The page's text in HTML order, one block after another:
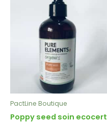
PactLine Boutique
Poppy seed soin ecocert